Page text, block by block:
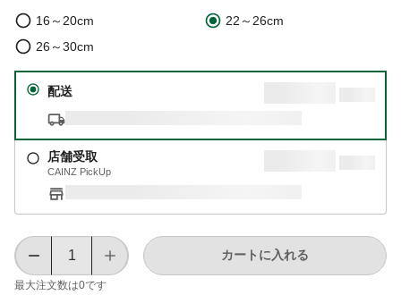
16～20cm
22～26cm
26～30cm
配送
店舗受取
CAINZ PickUp
最大注文数は0です
カートに入れる